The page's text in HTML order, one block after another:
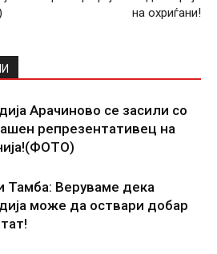
на охриѓани!
Арачиново се засили со
репрезентативец на
Тамба: Веруваме дека
може да оствари добар